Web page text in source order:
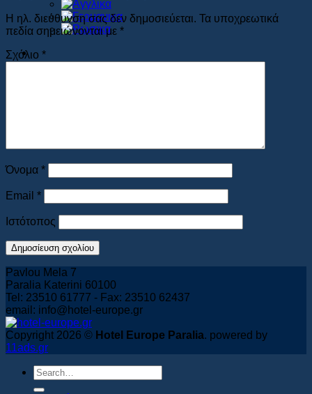
Η ηλ. διεύθυνση σας δεν δημοσιεύεται. Τα υποχρεωτικά
πεδία σημειώνονται με *
Σχόλιο *
Όνομα *
Email *
Ιστότοπος
Pavlou Mela 7
Paralia Katerini 60100
Tel: 23510 61777 - Fax: 23510 62437
email: info@hotel-europe.gr
Copyright 2026 © Hotel Europe Paralia. powered by
11ads.gr